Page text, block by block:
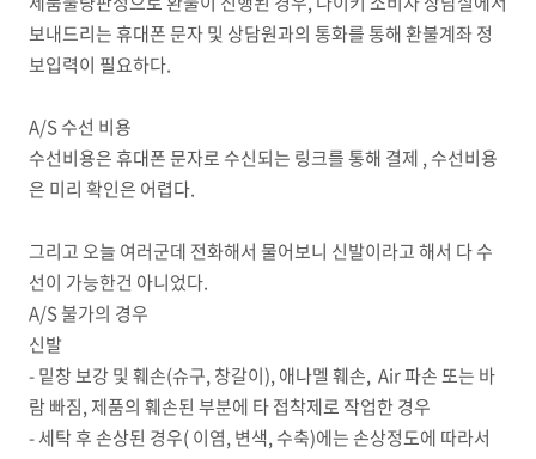
보내드리는 휴대폰 문자 및 상담원과의 통화를 통해 환불계좌 정
보입력이 필요하다.
A/S 수선 비용
수선비용은 휴대폰 문자로 수신되는 링크를 통해 결제 , 수선비용
은 미리 확인은 어렵다.
그리고 오늘 여러군데 전화해서 물어보니 신발이라고 해서 다 수
선이 가능한건 아니었다.
A/S 불가의 경우
신발
- 밑창 보강 및 훼손(슈구, 창갈이), 애나멜 훼손, Air 파손 또는 바
람 빠짐, 제품의 훼손된 부분에 타 접착제로 작업한 경우
- 세탁 후 손상된 경우( 이염, 변색, 수축)에는 손상정도에 따라서